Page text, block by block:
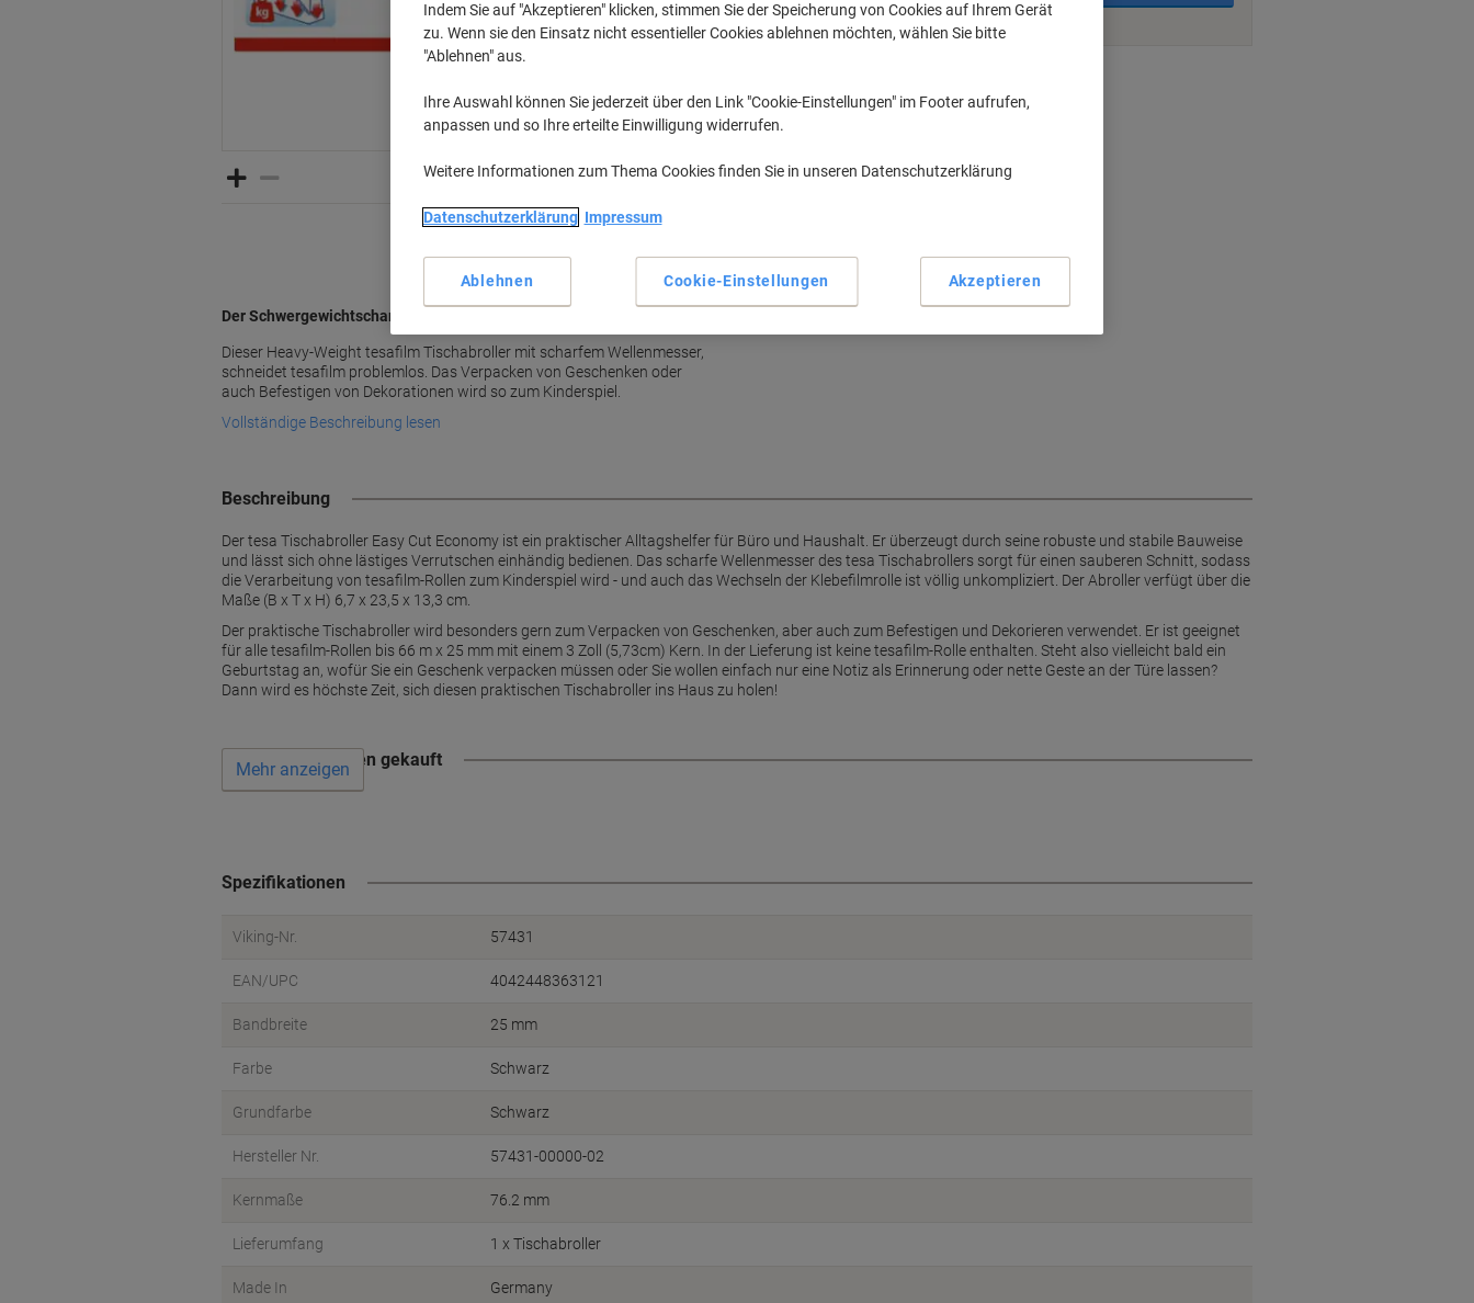
Der Schwergewichtschamp für unkompliziertes Abreißen von tesafilm
Dieser Heavy-Weight tesafilm Tischabroller mit scharfem Wellenmesser,
schneidet tesafilm problemlos. Das Verpacken von Geschenken oder
auch Befestigen von Dekorationen wird so zum Kinderspiel.
Vollständige Beschreibung lesen
Zu einer Liste
Haupteigenschaften
Einhändige Bedienung
Mehr anzeigen
Beschreibung
Der tesa Tischabroller Easy Cut Economy ist ein praktischer Alltagshelfer für Büro und Haushalt. Er überzeugt durch seine robuste und stabile Bauweise
und lässt sich ohne lästiges Verrutschen einhändig bedienen. Das scharfe Wellenmesser des tesa Tischabrollers sorgt für einen sauberen Schnitt, sodass
die Verarbeitung von tesafilm-Rollen zum Kinderspiel wird - und auch das Wechseln der Klebefilmrolle ist völlig unkompliziert. Der Abroller verfügt über die
Maße (B x T x H) 6,7 x 23,5 x 13,3 cm.
Der praktische Tischabroller wird besonders gern zum Verpacken von Geschenken, aber auch zum Befestigen und Dekorieren verwendet. Er ist geeignet
für alle tesafilm-Rollen bis 66 m x 25 mm mit einem 3 Zoll (5,73cm) Kern. In der Lieferung ist keine tesafilm-Rolle enthalten. Steht also vielleicht bald ein
Geburtstag an, wofür Sie ein Geschenk verpacken müssen oder Sie wollen einfach nur eine Notiz als Erinnerung oder nette Geste an der Türe lassen?
Dann wird es höchste Zeit, sich diesen praktischen Tischabroller ins Haus zu holen!
Wird oft zusammen gekauft
Mehr anzeigen
Spezifikationen
Viking-Nr. 57431
EAN/UPC 4042448363121
Bandbreite 25 mm
Farbe Schwarz
Grundfarbe Schwarz
Hersteller Nr. 57431-00000-02
Kernmaße 76.2 mm
Lieferumfang 1 x Tischabroller
Made In Germany
Indem Sie auf "Akzeptieren" klicken, stimmen Sie der Speicherung von Cookies auf Ihrem Gerät
zu. Wenn sie den Einsatz nicht essentieller Cookies ablehnen möchten, wählen Sie bitte
"Ablehnen" aus.
Ihre Auswahl können Sie jederzeit über den Link "Cookie-Einstellungen" im Footer aufrufen,
anpassen und so Ihre erteilte Einwilligung widerrufen.
Weitere Informationen zum Thema Cookies finden Sie in unseren Datenschutzerklärung
Datenschutzerklärung Impressum
Cookie-Einstellungen
Ablehnen Akzeptieren